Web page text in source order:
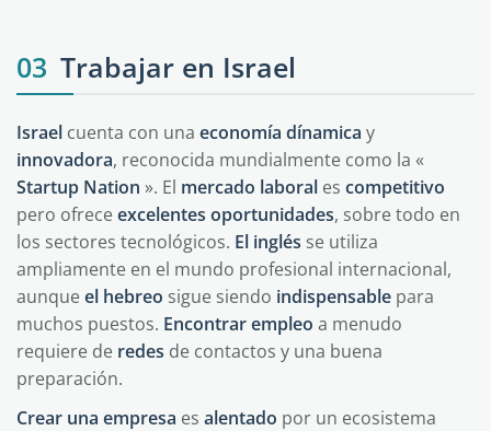
03 Trabajar en Israel
Israel cuenta con una economía dínamica y
innovadora, reconocida mundialmente como la «
Startup Nation ». El mercado laboral es competitivo
pero ofreceexcelentes oportunidades, sobre todo en
los sectores tecnológicos. El inglés se utiliza
ampliamente en el mundo profesional internacional,
aunqueel hebreo sigue siendo indispensable para
muchos puestos. Encontrar empleo a menudo
requiere de redes de contactos y una buena
preparación.
Crear una empresa es alentado por un ecosistema